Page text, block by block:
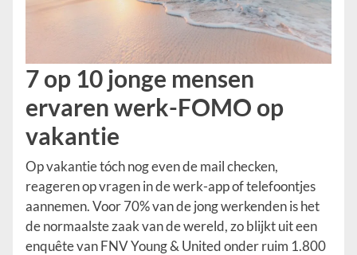
7 op 10 jonge mensen
ervaren werk-FOMO op
vakantie
Op vakantie tóch nog even de mail checken,
reageren op vragen in de werk-app of telefoontjes
aannemen. Voor 70% van de jong werkenden is het
de normaalste zaak van de wereld, zo blijkt uit een
enquête van FNV Young & United onder ruim 1.800